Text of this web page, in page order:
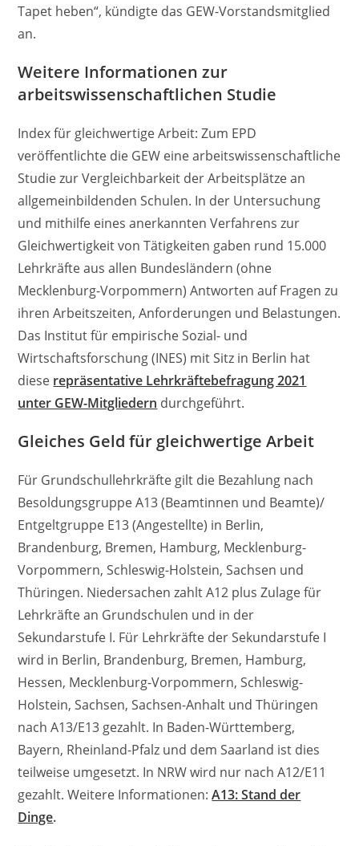
Tapet heben“, kündigte das GEW-Vorstandsmitglied
an.
Weitere Informationen zur
arbeitswissenschaftlichen Studie
Index für gleichwertige Arbeit: Zum EPD
veröffentlichte die GEW eine arbeitswissenschaftliche
Studie zur Vergleichbarkeit der Arbeitsplätze an
allgemeinbildenden Schulen. In der Untersuchung
und mithilfe eines anerkannten Verfahrens zur
Gleichwertigkeit von Tätigkeiten gaben rund 15.000
Lehrkräfte aus allen Bundesländern (ohne
Mecklenburg-Vorpommern) Antworten auf Fragen zu
ihren Arbeitszeiten, Anforderungen und Belastungen.
Das Institut für empirische Sozial- und
Wirtschaftsforschung (INES) mit Sitz in Berlin hat
diese repräsentative Lehrkräftebefragung 2021
unter GEW-Mitgliedern durchgeführt.
Gleiches Geld für gleichwertige Arbeit
Für Grundschullehrkräfte gilt die Bezahlung nach
Besoldungsgruppe A13 (Beamtinnen und Beamte)/
Entgeltgruppe E13 (Angestellte) in Berlin,
Brandenburg, Bremen, Hamburg, Mecklenburg-
Vorpommern, Schleswig-Holstein, Sachsen und
Thüringen. Niedersachen zahlt A12 plus Zulage für
Lehrkräfte an Grundschulen und in der
Sekundarstufe I. Für Lehrkräfte der Sekundarstufe I
wird in Berlin, Brandenburg, Bremen, Hamburg,
Hessen, Mecklenburg-Vorpommern, Schleswig-
Holstein, Sachsen, Sachsen-Anhalt und Thüringen
nach A13/E13 gezahlt. In Baden-Württemberg,
Bayern, Rheinland-Pfalz und dem Saarland ist dies
teilweise umgesetzt. In NRW wird nur nach A12/E11
gezahlt. Weitere Informationen: A13: Stand der
Dinge.